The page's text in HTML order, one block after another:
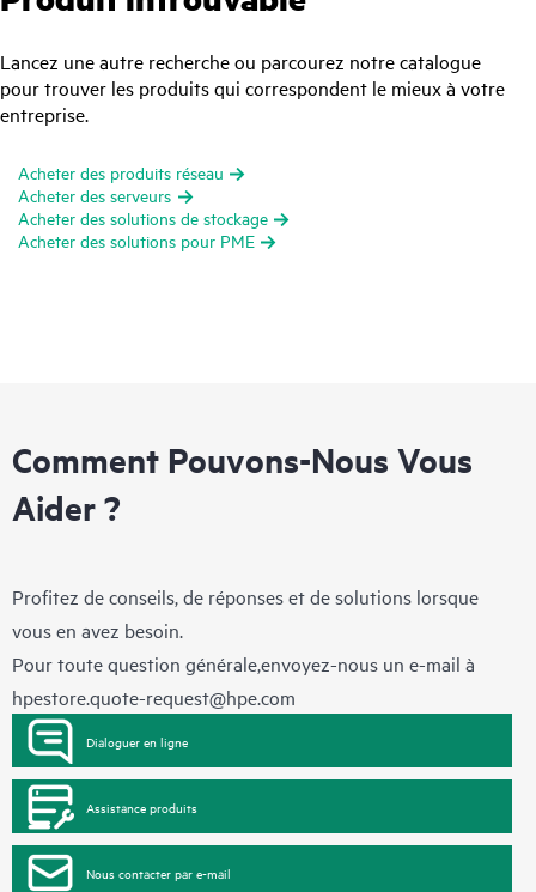
Lancez une autre recherche ou parcourez notre catalogue
pour trouver les produits qui correspondent le mieux à votre
entreprise.
Acheter des produits réseau
Acheter des serveurs
Acheter des solutions de stockage
Acheter des solutions pour PME
Comment Pouvons-Nous Vous
Aider ?
Profitez de conseils, de réponses et de solutions lorsque
vous en avez besoin.
Pour toute question générale,envoyez-nous un e-mail à
hpestore.quote-request@hpe.com
Dialoguer en ligne
Assistance produits
Nous contacter par e-mail